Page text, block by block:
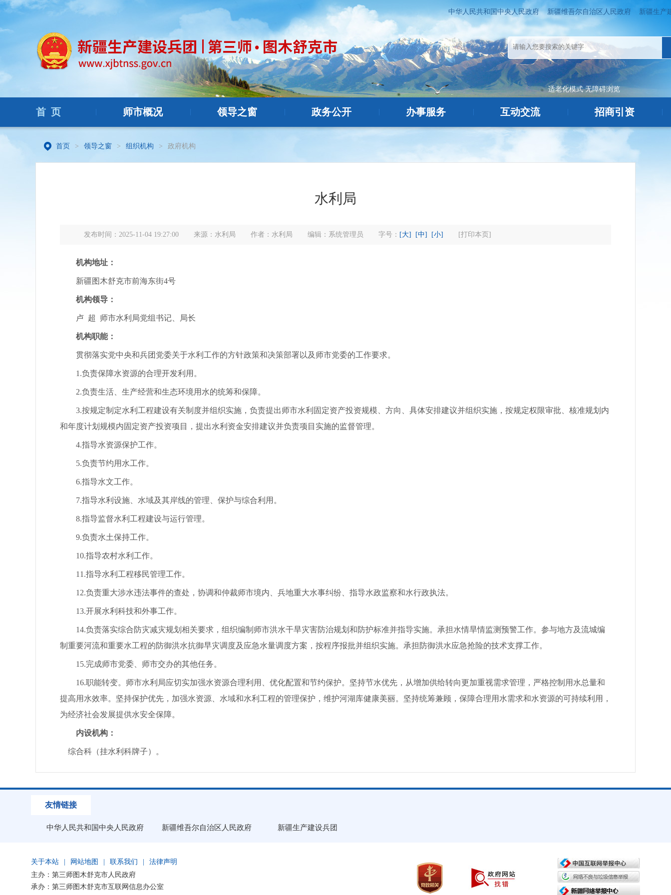
中华人民共和国中央人民政府 新疆维吾尔自治区人民政府 新疆生产
适老化模式 无障碍浏览
首 页 师市概况 领导之窗 政务公开 办事服务 互动交流 招商引资
首页 > 领导之窗 > 组织机构 > 政府机构
水利局
发布时间：2025-11-04 19:27:00 来源：水利局 作者：水利局 编辑：系统管理员 字号： [大] [中] [小] [打印本页]
机构地址：
新疆图木舒克市前海东街4号
机构领导：
卢 超 师市水利局党组书记、局长
机构职能：
贯彻落实党中央和兵团党委关于水利工作的方针政策和决策部署以及师市党委的工作要求。
1.负责保障水资源的合理开发利用。
2.负责生活、生产经营和生态环境用水的统筹和保障。
3.按规定制定水利工程建设有关制度并组织实施，负责提出师市水利固定资产投资规模、方向、具体安排建议并组织实施，按规定权限审批、核准规划内
和年度计划规模内固定资产投资项目，提出水利资金安排建议并负责项目实施的监督管理。
4.指导水资源保护工作。
5.负责节约用水工作。
6.指导水文工作。
7.指导水利设施、水域及其岸线的管理、保护与综合利用。
8.指导监督水利工程建设与运行管理。
9.负责水土保持工作。
10.指导农村水利工作。
11.指导水利工程移民管理工作。
12.负责重大涉水违法事件的查处，协调和仲裁师市境内、兵地重大水事纠纷、指导水政监察和水行政执法。
13.开展水利科技和外事工作。
14.负责落实综合防灾减灾规划相关要求，组织编制师市洪水干旱灾害防治规划和防护标准并指导实施。承担水情旱情监测预警工作。参与地方及流城编
制重要河流和重要水工程的防御洪水抗御早灾调度及应急水量调度方案，按程序报批并组织实施。承担防御洪水应急抢险的技术支撑工作。
15.完成师市党委、师市交办的其他任务。
16.职能转变。师市水利局应切实加强水资源合理利用、优化配置和节约保护。坚持节水优先，从增加供给转向更加重视需求管理，严格控制用水总量和
提高用水效率。坚持保护优先，加强水资源、水域和水利工程的管理保护，维护河湖库健康美丽。坚持统筹兼顾，保障合理用水需求和水资源的可持续利用，
为经济社会发展提供水安全保障。
内设机构：
综合科（挂水利科牌子）。
友情链接
中华人民共和国中央人民政府 新疆维吾尔自治区人民政府 新疆生产建设兵团
关于本站 网站地图 联系我们
法律声明
主办：第三师图木舒克市人民政府
承办：第三师图木舒克市互联网信息办公室